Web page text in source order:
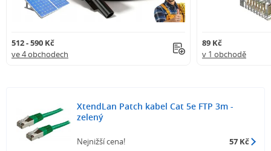
512 - 590 Kč
ve 4 obchodech
89 Kč
v 1 obchodě
XtendLan Patch kabel Cat 5e FTP 3m -
zelený
Nejnižší cena! 57 Kč